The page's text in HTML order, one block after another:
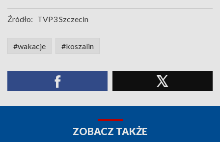
Źródło: TVP3 Szczecin
#wakacje #koszalin
ZOBACZ TAKŻE